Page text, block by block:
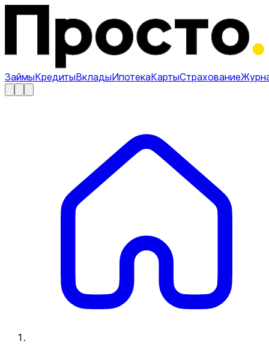
ЗаймыКредитыВкладыИпотекаКартыСтрахование